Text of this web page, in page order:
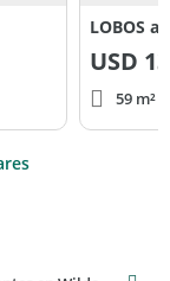
LOBOS al
USD
59 m²